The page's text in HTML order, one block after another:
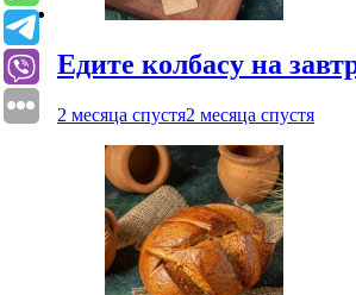
Едите колбасу на
2 месяца спустя2 месяца спустя